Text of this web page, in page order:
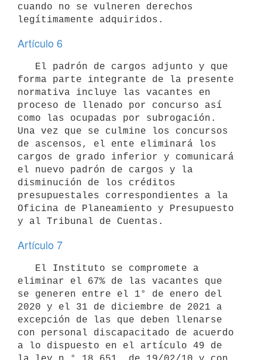
cuando no se vulneren derechos
Artículo 6
forma parte integrante de la presente
normativa incluye las vacantes en
proceso de llenado por concurso así
como las ocupadas por subrogación.
Una vez que se culmine los concursos
de ascensos, el ente eliminará los
cargos de grado inferior y comunicará
el nuevo padrón de cargos y la
disminución de los créditos
presupuestales correspondientes a la
Oficina de Planeamiento y Presupuesto
Artículo 7
eliminar el 67% de las vacantes que
se generen entre el 1° de enero del
2020 y el 31 de diciembre de 2021 a
excepción de las que deben llenarse
con personal discapacitado de acuerdo
a lo dispuesto en el artículo 49 de